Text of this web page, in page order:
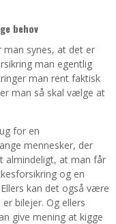
behov
man synes, at det er
man egentlig
man rent faktisk
man så skal vælge at
for en
mennesker, der
almindeligt, at man får
og en
kan det også være
bilejer. Og ellers
give mening at kigge